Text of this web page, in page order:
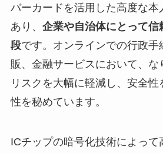
バーカードを活用した高度な本
あり、 企業や自治体にとって信
段です。オンラインでの行政手
販、金融サービスにおいて、な
リスクを大幅に軽減し、安全
性を秘めています。
ICチップの暗号化技術によって